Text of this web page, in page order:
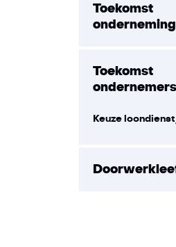
Toekomst
onderneming
Toekomst
Keuze